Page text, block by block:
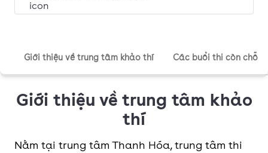
Giới thiệu về trung tâm khảo thí Các buổi thi còn chỗ
Giới thiệu về trung tâm khảo
thí
Nằm tại trung tâm Thanh Hóa, trung tâm thi